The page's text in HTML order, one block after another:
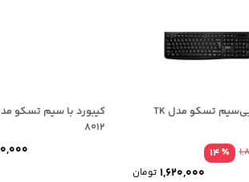
کیبورد بی‌سیم تسکو مدل TK
٪14
تومان
8012